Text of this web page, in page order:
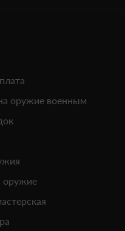
оружие военным
оружие